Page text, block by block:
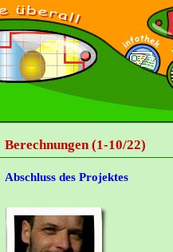
Berechnungen (1-10/22)
Abschluss des Projektes